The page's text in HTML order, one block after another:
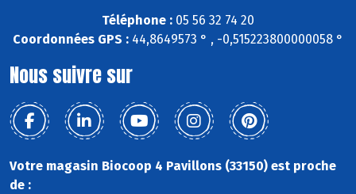
Téléphone : 05 56 32 74 20
Coordonnées GPS : 44,8649573 ° , -0,515223800000058 °
Nous suivre sur
Votre magasin Biocoop 4 Pavillons (33150) est proche
de :